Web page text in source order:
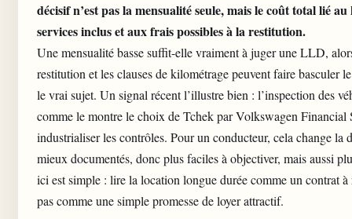
décisif n’est pas la mensualité seule, mais le coût total lié
services inclus et aux frais possibles à la restitution.
Une mensualité basse suffit-elle vraiment à juger une LLD,
restitution et les clauses de kilométrage peuvent faire basculer
le vrai sujet. Un signal récent l’illustre bien : l’inspection des
comme le montre le choix de Tchek par Volkswagen Financial
industrialiser les contrôles. Pour un conducteur, cela change la
mieux documentés, donc plus faciles à objectiver, mais aussi
ici est simple : lire la location longue duréecomme un contrat à
pas comme une simple promesse de loyer attractif.